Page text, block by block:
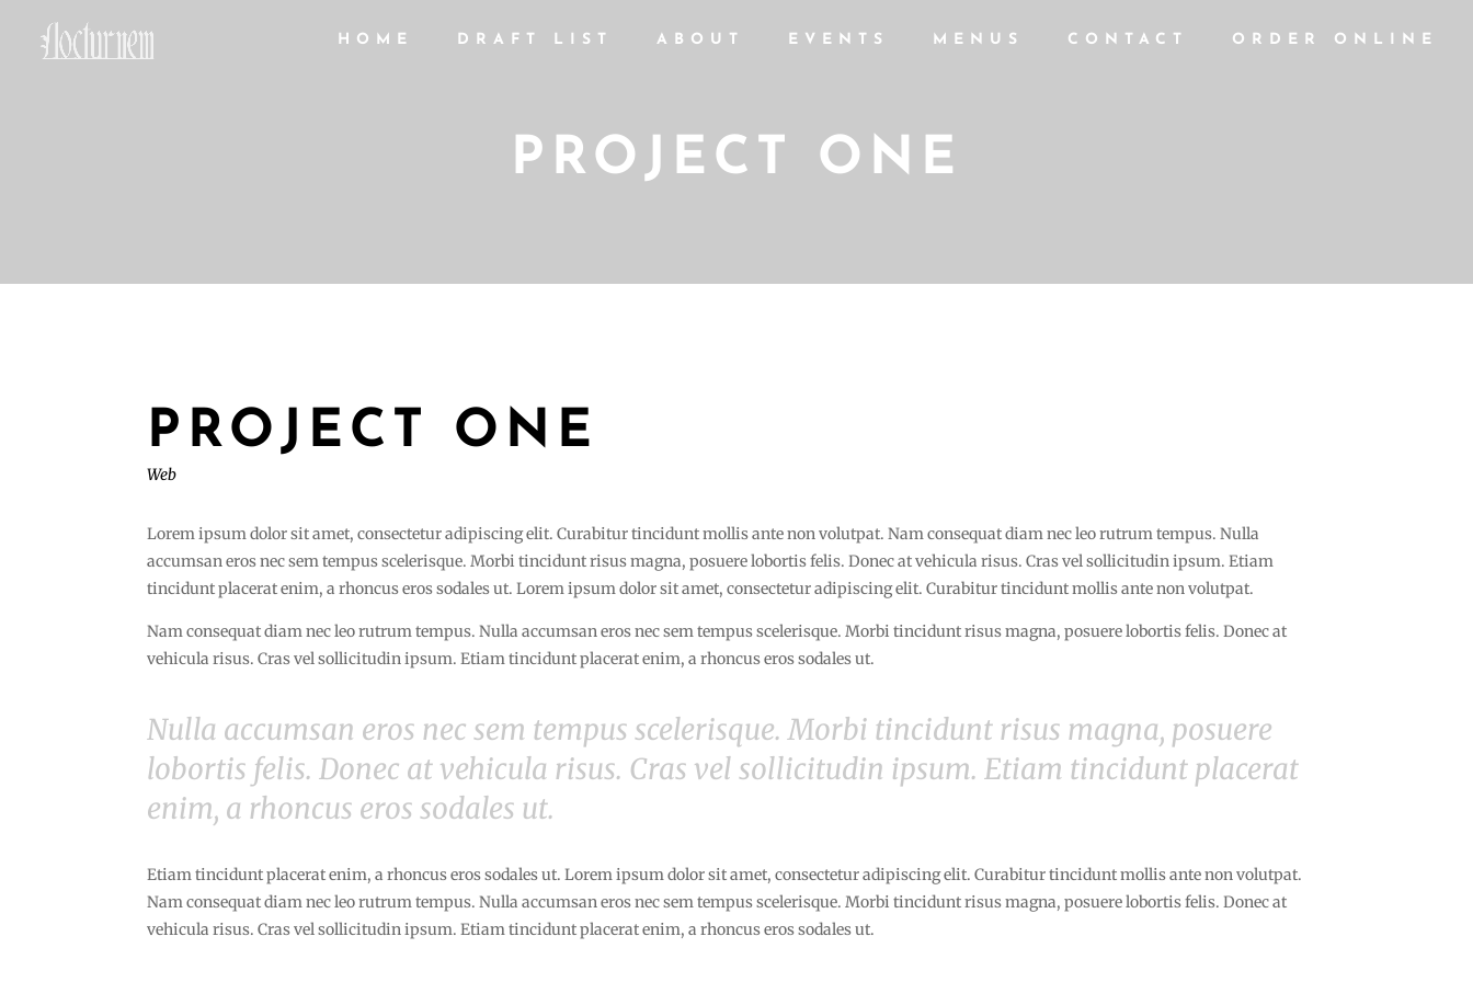
HOME DRAFT LIST ABOUT EVENTS MENUS CONTACT ORDER ONLINE
PROJECT ONE
PROJECT ONE
Web
Lorem ipsum dolor sit amet, consectetur adipiscing elit. Curabitur tincidunt mollis ante non volutpat. Nam consequat diam nec leo rutrum tempus. Nulla
accumsan eros nec sem tempus scelerisque. Morbi tincidunt risus magna, posuere lobortis felis. Donec at vehicula risus. Cras vel sollicitudin ipsum. Etiam
tincidunt placerat enim, a rhoncus eros sodales ut. Lorem ipsum dolor sit amet, consectetur adipiscing elit. Curabitur tincidunt mollis ante non volutpat.
Nam consequat diam nec leo rutrum tempus. Nulla accumsan eros nec sem tempus scelerisque. Morbi tincidunt risus magna, posuere lobortis felis. Donec at
vehicula risus. Cras vel sollicitudin ipsum. Etiam tincidunt placerat enim, a rhoncus eros sodales ut.
Nulla accumsan eros nec sem tempus scelerisque. Morbi tincidunt risus magna, posuere
lobortis felis. Donec at vehicula risus. Cras vel sollicitudin ipsum. Etiam tincidunt placerat
enim, a rhoncus eros sodales ut.
Etiam tincidunt placerat enim, a rhoncus eros sodales ut. Lorem ipsum dolor sit amet, consectetur adipiscing elit. Curabitur tincidunt mollis ante non volutpat.
Nam consequat diam nec leo rutrum tempus. Nulla accumsan eros nec sem tempus scelerisque. Morbi tincidunt risus magna, posuere lobortis felis. Donec at
vehicula risus. Cras vel sollicitudin ipsum. Etiam tincidunt placerat enim, a rhoncus eros sodales ut.